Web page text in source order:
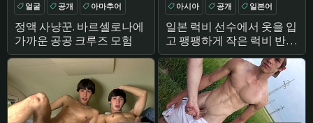
정액 사냥꾼. 바르셀로나에
가까운 공공 크루즈 모험
얼굴 공개
아마추어
구강
일본 럭비 선수에서 옷을 입
고 팽팽하게 작은 럭비 반바
지
아시아 공개
일본어
바